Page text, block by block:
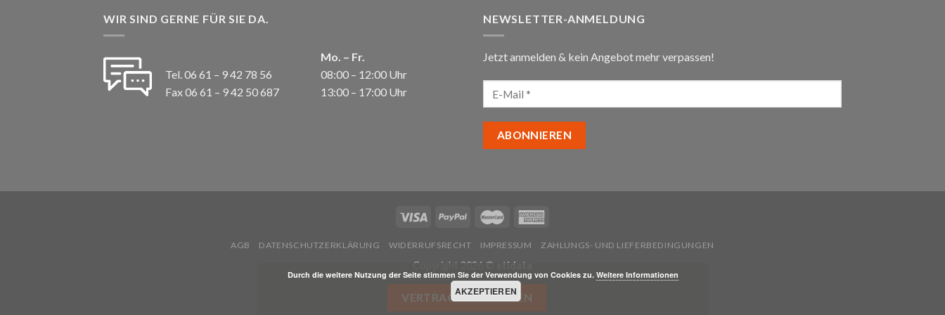
WIR SIND GERNE FÜR SIE DA.
Tel. 06 61 – 9 42 78 56
Fax 06 61 – 9 42 50 687
Mo. – Fr.
08:00 – 12:00 Uhr
13:00 – 17:00 Uhr
NEWSLETTER-ANMELDUNG
Jetzt anmelden & kein Angebot mehr verpassen!
AGB DATENSCHUTZERKLÄRUNG WIDERRUFSRECHT IMPRESSUM ZAHLUNGS- UND LIEFERBEDINGUNGEN
Copyright 2026 © etidata
VERTRAG WIDERRUFEN
Durch die weitere Nutzung der Seite stimmen Sie der Verwendung von Cookies zu. Weitere Informationen
AKZEPTIEREN